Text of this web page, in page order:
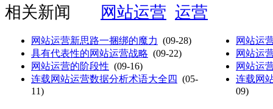
相关新闻
网站运营 运营
网站运营新思路一捆绑的魔力 (09-28)
具有代表性的网站运营战略 (09-22)
网站运营的阶段性 (09-16)
连载网站运营数据分析术语大全四 (05-
11)
网站运
网站运
网站运
连载网
09)